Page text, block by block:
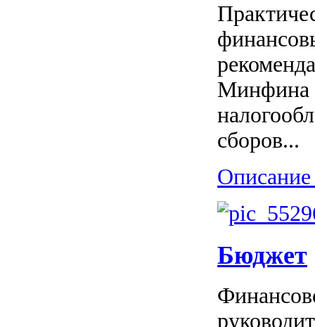
Минфина
сборов...
Описание
Бюджет